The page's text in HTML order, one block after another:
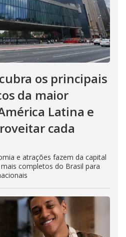
os principais
da maior
Latina e
cada
e atrações fazem da capital
completos do Brasil para